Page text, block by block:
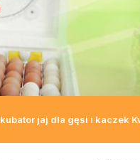
jaj dla gęsi i kaczek